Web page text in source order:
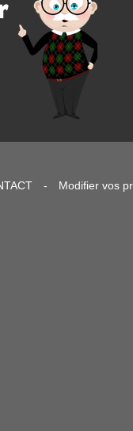
- Modifier vos